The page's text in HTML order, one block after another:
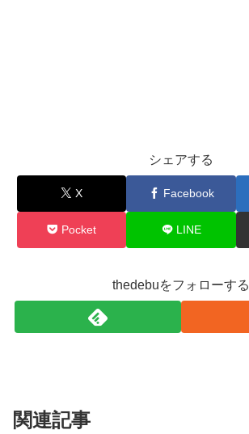
シェアする
X Facebook
Pocket LINE
thedebuをフォローする
関連記事